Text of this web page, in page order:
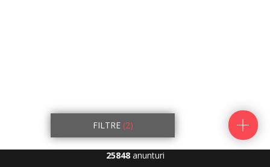
FILTRE (2)
25848anunturi